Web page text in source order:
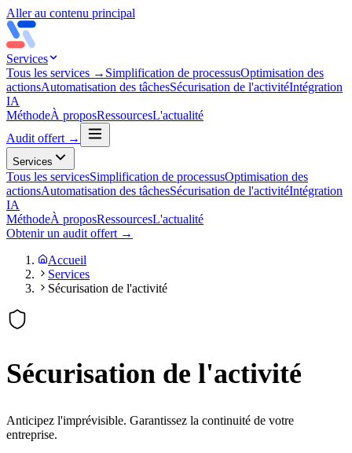
Aller au contenu principal
Services
Tous les services → Simplification de processusOptimisation des
actionsAutomatisation des tâchesSécurisation de l'activitéIntégration
IA
MéthodeÀ proposRessourcesL'actualité
Audit offert →
Services
Tous les servicesSimplification de processusOptimisation des
actionsAutomatisation des tâchesSécurisation de l'activitéIntégration
IA
MéthodeÀ proposRessourcesL'actualité
Obtenir un audit offert →
Accueil
Services
Sécurisation de l'activité
Sécurisation de l'activité
Anticipez l'imprévisible. Garantissez la continuité de votre
entreprise.